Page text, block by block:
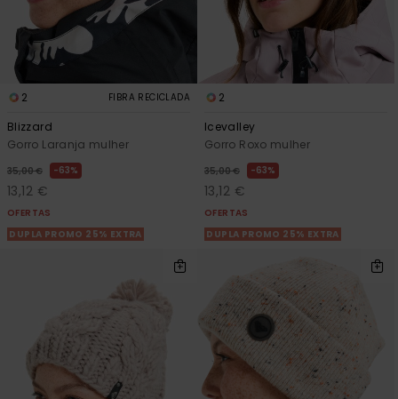
2 FIBRA RECICLADA
Blizzard
Gorro Laranja mulher
35,00 € 63%
13,12 €
OFERTAS
DUPLA PROMO 25% EXTRA
2
Icevalley
Gorro Roxo mulher
35,00 € 63%
13,12 €
OFERTAS
DUPLA PROMO 25% EXTRA